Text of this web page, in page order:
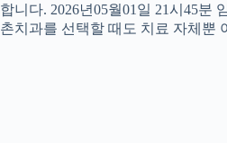
다. 2026년05월01일 21시45
치과를 선택할 때도 치료 자체